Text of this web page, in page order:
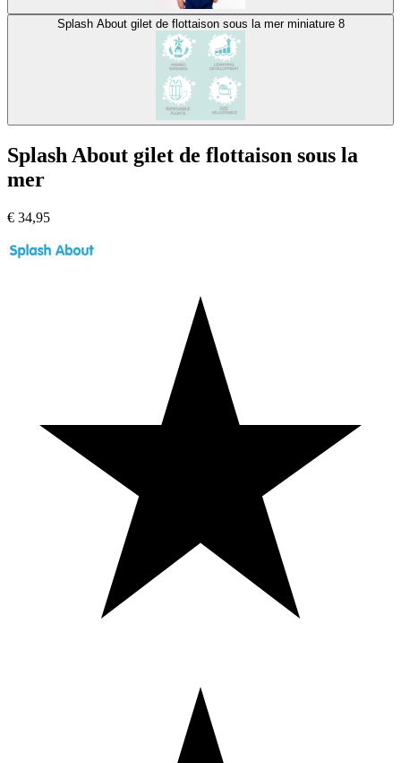
Splash About gilet de flottaison sous la mer miniature 8
Splash About gilet de flottaison sous la
mer
€ 34,95